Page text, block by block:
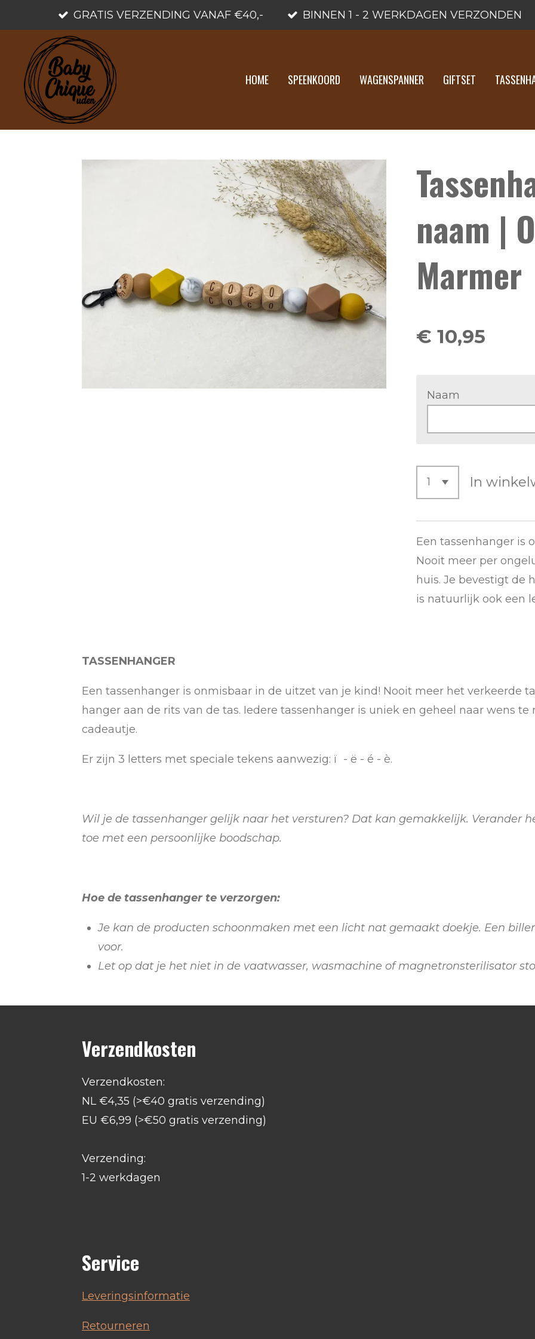
hoofdinhoud
GRATIS VERZENDING VANAF €40,- BINNEN 1 - 2 WERKDAGEN VERZONDEN
HOME SPEENKOORD WAGENSPANNER GIFTSET
naam |
Marmer
€ 10,95
Naam
In
Een tassenhanger is
Nooit meer per
huis. Je bevestigt de
is natuurlijk ook een
TASSENHANGER
Een tassenhanger is onmisbaar in de uitzet van je kind! Nooit meer het verkeerde
hanger aan de rits van de tas. Iedere tassenhanger is uniek en geheel naar wens te
cadeautje.
Er zijn 3 letters met speciale tekens aanwezig: ï - ë - é - è.
Wil je de tassenhanger gelijk naar het versturen? Dat kan gemakkelijk. Verander
toe met een persoonlijke boodschap.
Hoe de tassenhanger te verzorgen:
Je kan de producten schoonmaken met een licht nat gemaakt doekje. Een
voor.
Let op dat je het niet in de vaatwasser, wasmachine of magnetronsterilisator
Verzendkosten
Verzendkosten:
NL €4,35 (>€40 gratis verzending)
EU €6,99 (>€50 gratis verzending)
Verzending:
1-2 werkdagen
Service
Leveringsinformatie
Retourneren